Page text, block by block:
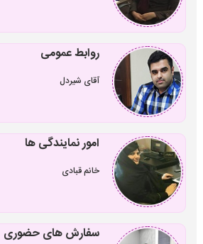
روابط عمومی
آقای شیردل
امور نمایندگی ها
خانم قبادی
سفارش های حضوری